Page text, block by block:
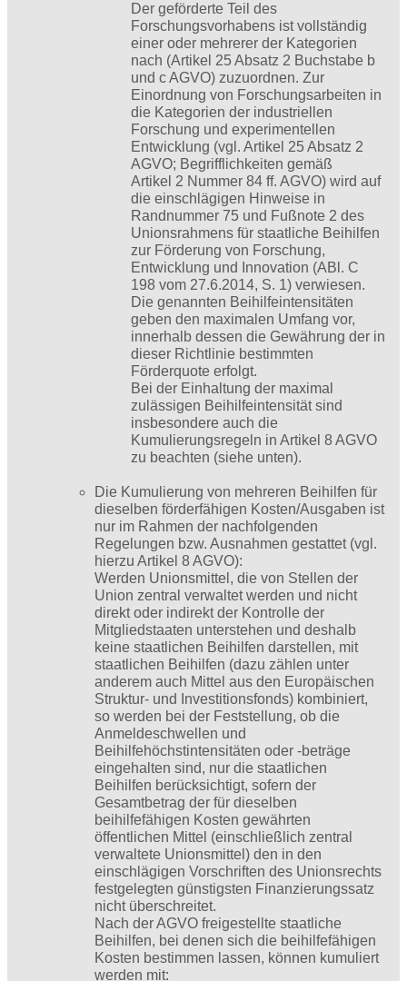
Der geförderte Teil des
Forschungsvorhabens ist vollständig
einer oder mehrerer der Kategorien
nach (Artikel 25 Absatz 2 Buchstabe b
und c AGVO) zuzuordnen. Zur
Einordnung von Forschungsarbeiten in
die Kategorien der industriellen
Forschung und experimentellen
Entwicklung (vgl. Artikel 25 Absatz 2
AGVO; Begrifflichkeiten gemäß
Artikel 2 Nummer 84 ff. AGVO) wird auf
die einschlägigen Hinweise in
Randnummer 75 und Fußnote 2 des
Unionsrahmens für staatliche Beihilfen
zur Förderung von Forschung,
Entwicklung und Innovation (ABl. C
198 vom 27.6.2014, S. 1) verwiesen.
Die genannten Beihilfeintensitäten
geben den maximalen Umfang vor,
innerhalb dessen die Gewährung der in
dieser Richtlinie bestimmten
Förderquote erfolgt.
Bei der Einhaltung der maximal
zulässigen Beihilfeintensität sind
insbesondere auch die
Kumulierungsregeln in Artikel 8 AGVO
zu beachten (siehe unten).
Die Kumulierung von mehreren Beihilfen für
dieselben förderfähigen Kosten/Ausgaben ist
nur im Rahmen der nachfolgenden
Regelungen bzw. Ausnahmen gestattet (vgl.
hierzu Artikel 8 AGVO):
Werden Unionsmittel, die von Stellen der
Union zentral verwaltet werden und nicht
direkt oder indirekt der Kontrolle der
Mitgliedstaaten unterstehen und deshalb
keine staatlichen Beihilfen darstellen, mit
staatlichen Beihilfen (dazu zählen unter
anderem auch Mittel aus den Europäischen
Struktur- und Investitionsfonds) kombiniert,
so werden bei der Feststellung, ob die
Anmeldeschwellen und
Beihilfehöchstintensitäten oder -beträge
eingehalten sind, nur die staatlichen
Beihilfen berücksichtigt, sofern der
Gesamtbetrag der für dieselben
beihilfefähigen Kosten gewährten
öffentlichen Mittel (einschließlich zentral
verwaltete Unionsmittel) den in den
einschlägigen Vorschriften des Unionsrechts
festgelegten günstigsten Finanzierungssatz
nicht überschreitet.
Nach der AGVO freigestellte staatliche
Beihilfen, bei denen sich die beihilfefähigen
Kosten bestimmen lassen, können kumuliert
werden mit: